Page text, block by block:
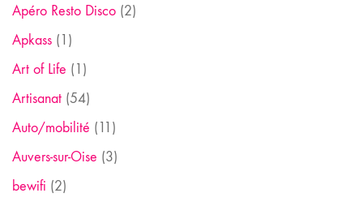
Apéro Resto Disco (2)
Apkass (1)
Art of Life (1)
Artisanat (54)
Auto/mobilité (11)
Auvers-sur-Oise (3)
bewifi (2)